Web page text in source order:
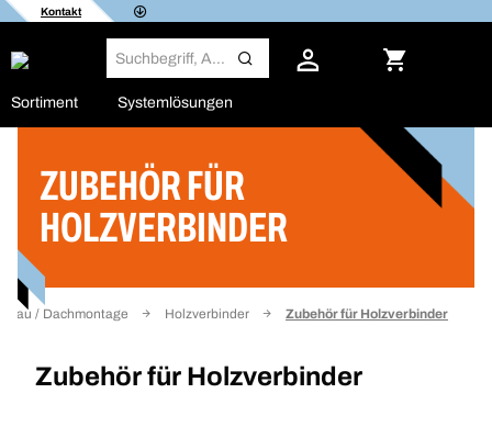
Kontakt
Sortiment Systemlösungen
ZUBEHÖR FÜR
HOLZVERBINDER
/ Dachmontage Holzverbinder Zubehör für Holzverbinder
Zubehör für Holzverbinder
Filter